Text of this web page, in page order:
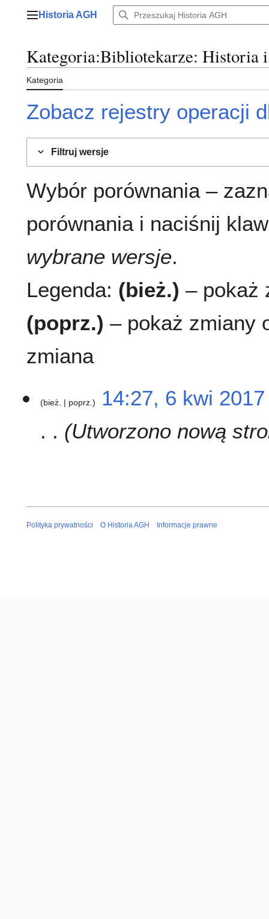
Menu główne
Historia AGH
Kategoria:Bibliotekarze: Historia
Kategoria
Zobacz rejestry operacji
Filtruj wersje
Wybór porównania –
porównania i naciśnij
wybrane wersje.
Legenda: (bież.) – pokaż
(poprz.) – pokaż zmiany
zmiana
k
bież. poprz.
14:27, 6 kwi 2017
Utworzono nową
Polityka prywatności O Historia AGH Informacje prawne